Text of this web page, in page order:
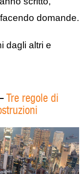
domande.
dagli altri e
Tre regole di